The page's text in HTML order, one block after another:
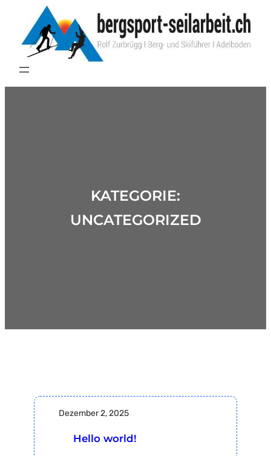
springen
KATEGORIE:
UNCATEGORIZED
Dezember 2, 2025
Hello world!